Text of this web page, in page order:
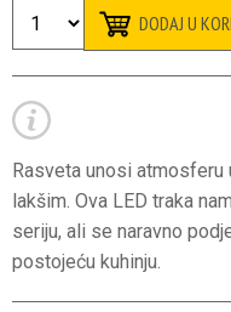
DODAJ U
Rasveta unosi
lakšim. Ova LED traka
seriju, ali se naravno
postojeću kuhinju.